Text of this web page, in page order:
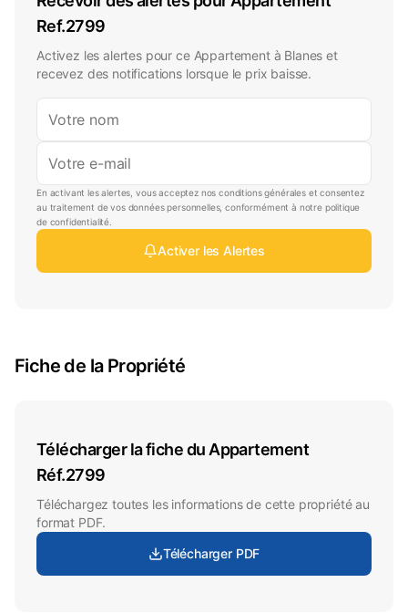
Ref.2799
Activez les alertes pour ce Appartement à Blanes et
recevez des notifications lorsque le prix baisse.
En activant les alertes, vous acceptez nos conditions générales et consentez
au traitement de vos données personnelles, conformément à notre politique
de confidentialité.
Activer les Alertes
Fiche de la Propriété
Télécharger la fiche du Appartement
Réf.2799
Téléchargez toutes les informations de cette propriété au
format PDF.
Télécharger PDF